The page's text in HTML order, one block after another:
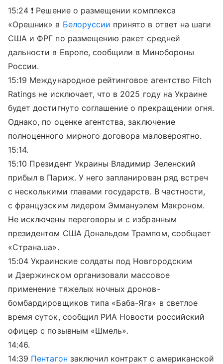
15:24 ❗️ Решение о размещении комплекса
«Орешник» в Белоруссии принято в ответ на шаги
США и ФРГ по размещению ракет средней
дальности в Европе, сообщили в Минобороны
России.
15:19 Международное рейтинговое агентство Fitch
Ratings не исключает, что в 2025 году на Украине
будет достигнуто соглашение о прекращении огня.
Однако, по оценке агентства, заключение
полноценного мирного договора маловероятно.
15:14.
15:10 Президент Украины Владимир Зеленский
прибыл в Париж. У него запланирован ряд встреч
с несколькими главами государств. В частности,
с французским лидером Эммануэлем Макроном.
Не исключены переговоры и с избранным
президентом США Дональдом Трампом, сообщает
«Страна.ua».
15:04 Украинские солдаты под Новгородским
и Дзержинском организовали массовое
применение тяжелых ночных дронов-
бомбардировщиков типа «Баба-Яга» в светлое
время суток, сообщил РИА Новости российский
офицер с позывным «Шмель».
14:46.
14:39 Пентагон заключил контракт с американской